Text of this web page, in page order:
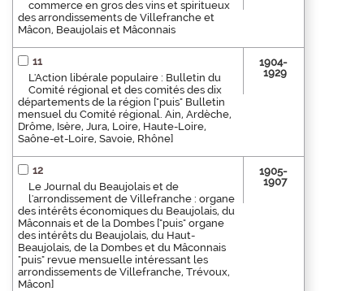
commerce en gros des vins et spiritueux
des arrondissements de Villefranche et
Mâcon, Beaujolais et Mâconnais
11
L'Action libérale populaire : Bulletin du
Comité régional et des comités des dix
départements de la région ["puis" Bulletin
mensuel du Comité régional. Ain, Ardèche,
Drôme, Isère, Jura, Loire, Haute-Loire,
Saône-et-Loire, Savoie, Rhône]
1904-
1929
12
Le Journal du Beaujolais et de
l'arrondissement de Villefranche : organe
des intérêts économiques du Beaujolais, du
Mâconnais et de la Dombes ["puis" organe
des intérêts du Beaujolais, du Haut-
Beaujolais, de la Dombes et du Mâconnais
"puis" revue mensuelle intéressant les
arrondissements de Villefranche, Trévoux,
Mâcon]
1905-
1907